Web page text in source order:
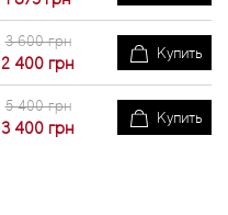
3 600 грн
2 400 грн
Купить
5 400 грн
3 400 грн
Купить